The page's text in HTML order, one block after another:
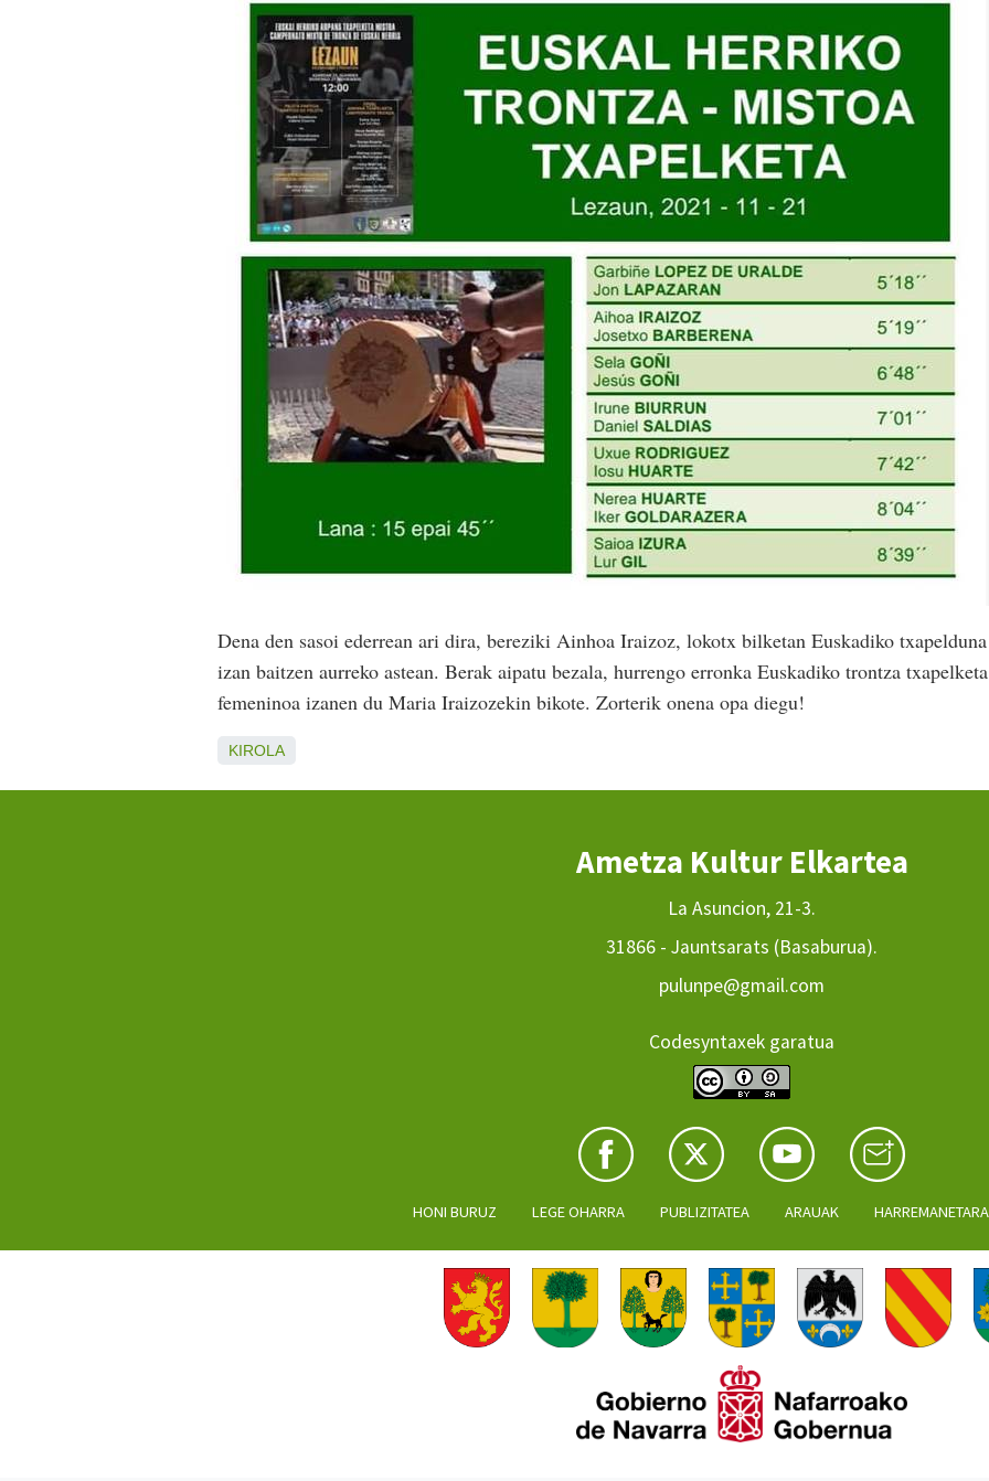
Dena den sasoi ederrean ari dira, bereziki Ainhoa Iraizoz, lokotx bilketan Euskadiko txapelduna
izan baitzen aurreko astean. Berak aipatu bezala, hurrengo erronka Euskadiko trontza txapelketa
femeninoa izanen du Maria Iraizozekin bikote. Zorterik onena opa diegu!
KIROLA
Ametza Kultur Elkartea
La Asuncion, 21-3.
31866 - Jauntsarats (Basaburua).
pulunpe@gmail.com
Codesyntaxek garatua
HONI BURUZ LEGE OHARRA PUBLIZITATEA ARAUAK